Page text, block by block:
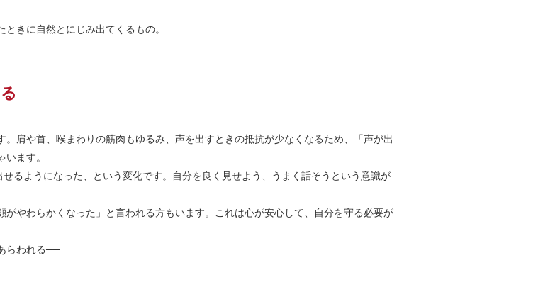
きに自然とにじみ出てくるもの。
肩や首、喉まわりの筋肉もゆるみ、声を出すときの抵抗が少なくなるため、「声が出
ます。
るようになった、という変化です。自分を良く見せよう、うまく話そうという意識が
やわらかくなった」と言われる方もいます。これは心が安心して、自分を守る必要が
らわれる──